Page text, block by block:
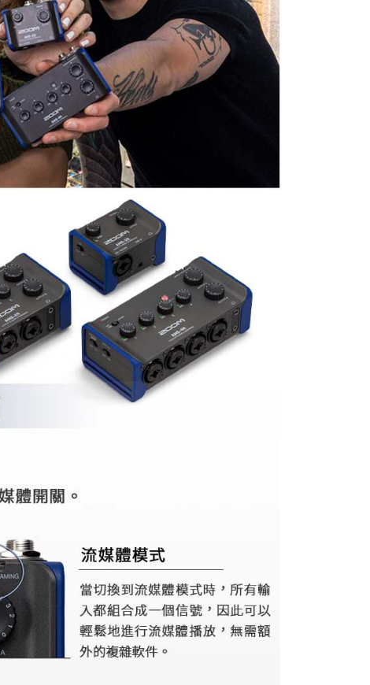
繳納相關費用。
否成功請以「AFTEE先享後付 」之結帳頁面顯示為準，若有關於
成功／繳費後需取消欲退款等相關疑問，請聯繫「AFTEE先享後
援中心」https://netprotections.freshdesk.com/support/home
項】
由恩沛科技股份有限公司提供之「AFTEE先享後付」服務完成之
需依本服務之必要範圍內提供個人資料，並將交易相關給付款項請
讓予恩沛科技股份有限公司。
個人資料處理事宜，請瀏覽以下網址：
aftee.tw/terms/#terms3
成年的使用者請事先徵得法定代理人或監護人之同意方可使用
先享後付」，若未經同意申辦者引起之損失，本公司不負相關責
用「AFTEE先享後付」時，將依據個別帳號之用戶狀況，依本公司
查核予不同之上限額度；若仍有額度不足之情形，本公司將視審查
求用戶進行身份認證。
禁一人註冊多個帳號或使用他人資訊註冊。若發現惡意使用之情
沛科技股份有限公司將有權停止該用戶之使用額度並採取法律行
，滿NT$399(含以上)免運費
，滿NT$399(含以上)免運費
市自取